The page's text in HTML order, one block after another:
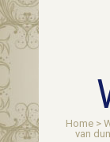
Home >
van